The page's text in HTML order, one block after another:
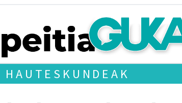
HAUTESKUNDEAK